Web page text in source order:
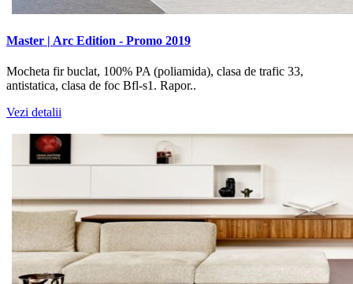
Master | Arc Edition - Promo 2019
Mocheta fir buclat, 100% PA (poliamida), clasa de trafic 33,
antistatica, clasa de foc Bfl-s1. Rapor..
Vezi detalii